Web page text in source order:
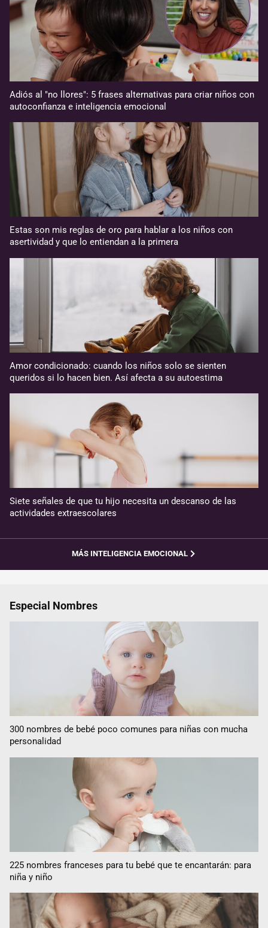
Adiós al "no llores": 5 frases alternativas para criar niños con
autoconfianza e inteligencia emocional
Estas son mis reglas de oro para hablar a los niños con
asertividad y que lo entiendan a la primera
Amor condicionado: cuando los niños solo se sienten
queridos si lo hacen bien. Así afecta a su autoestima
Siete señales de que tu hijo necesita un descanso de las
actividades extraescolares
MÁS INTELIGENCIA EMOCIONAL
Especial Nombres
300 nombres de bebé poco comunes para niñas con mucha
personalidad
225 nombres franceses para tu bebé que te encantarán: para
niña y niño